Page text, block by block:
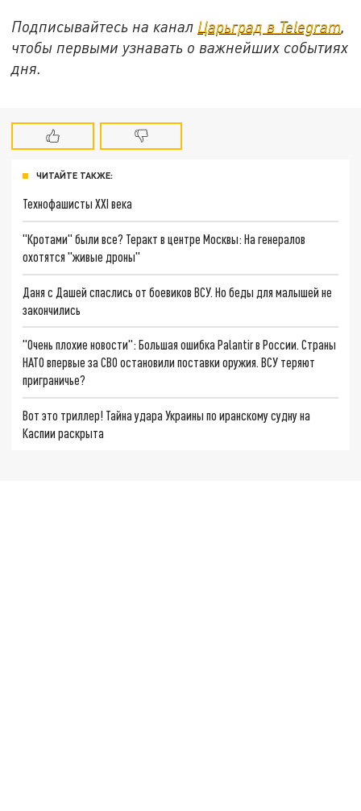
Подписывайтесь на канал Царьград в Telegram
чтобы первыми узнавать о важнейших событиях
дня.
ЧИТАЙТЕ ТАКЖЕ:
Технофашисты XXI века
"Кротами" были все? Теракт в центре Москвы: На генералов
охотятся "живые дроны"
Даня с Дашей спаслись от боевиков ВСУ. Но беды для малышей не
закончились
"Очень плохие новости": Большая ошибка Palantir в России. Страны
НАТО впервые за СВО остановили поставки оружия. ВСУ теряют
приграничье?
Вот это триллер! Тайна удара Украины по иранскому судну на
Каспии раскрыта